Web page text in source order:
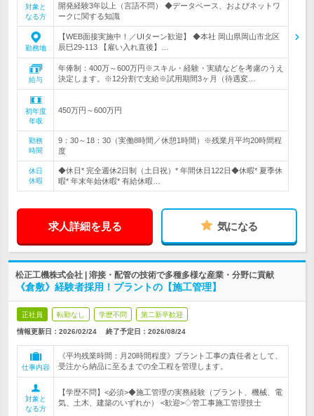
対象と
なる方
開発経験3年以上（言語不問） ◆データベース、およびネットワ
ークに関する知識
勤務地
【WEB面接実施中！／UIターン歓迎】 ◆本社 岡山県岡山市北区
辰巳29-113 【雇い入れ直後】…
給与
年俸制：400万～600万円※スキル・経験・実績などを考慮のうえ
決定します。※12分割で支給※試用期間3ヶ月（待遇変…
初年度
年収
450万円～600万円
勤務
時間
9：30～18：30（実働8時間／休憩1時間）※残業月平均20時間程
度
休日
休暇
◆休日* 完全週休2日制（土日祝）* 年間休日122日◆休暇* 夏季休
暇* 年末年始休暇* 有給休暇…
求人詳細を見る 気になる
松正工機株式会社 | 溶接・配管の技術で多種多様な産業・分野に貢献
《倉敷》経験者採用！プラントの【施工管理】
正社員 転勤なし 学歴不問 第二新卒歓迎
情報更新日：2026/02/24 終了予定日： 2026/08/24
仕事内容
《平均残業時間：月20時間程度》プラント工事の責任者として、
受注から納品に至るまでの全工程を管理します。
対象と
なる方
【学歴不問】<必須>◆施工管理の実務経験（プラント、機械、電
気、土木、建築のいずれか） <歓迎>◇管工事施工管理技士